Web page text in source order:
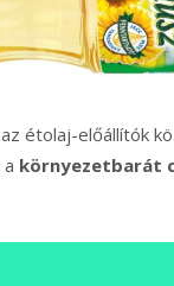
étolaj-előállítók
környezetbarát